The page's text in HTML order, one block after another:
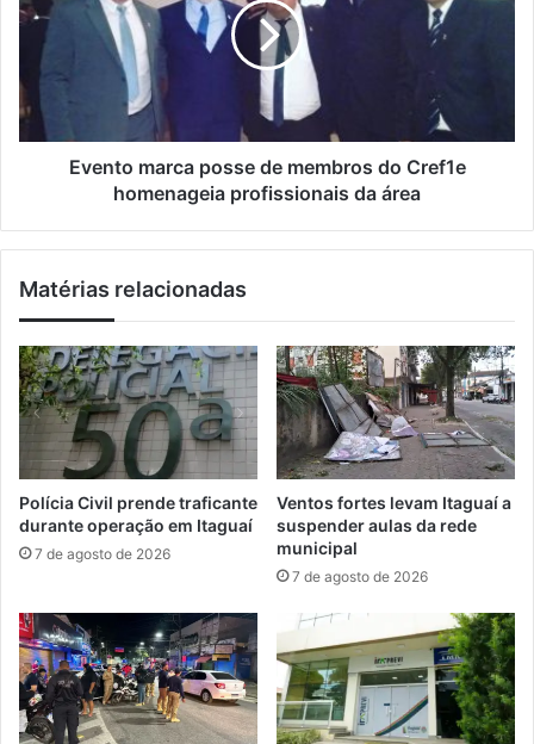
m
l
a
i
c
a
d
s
2
0
0
n
m
a
r
s
e
e
m
e
o
d
C
r
e
f
1
e
Evento marca posse de membros do Cref1e
homenageia profissionais da área
Matérias relacionadas
Polícia Civil prende traficante
durante operação em Itaguaí
7 de agosto de 2026
Ventos fortes levam Itaguaí a
suspender aulas da rede
municipal
7 de agosto de 2026